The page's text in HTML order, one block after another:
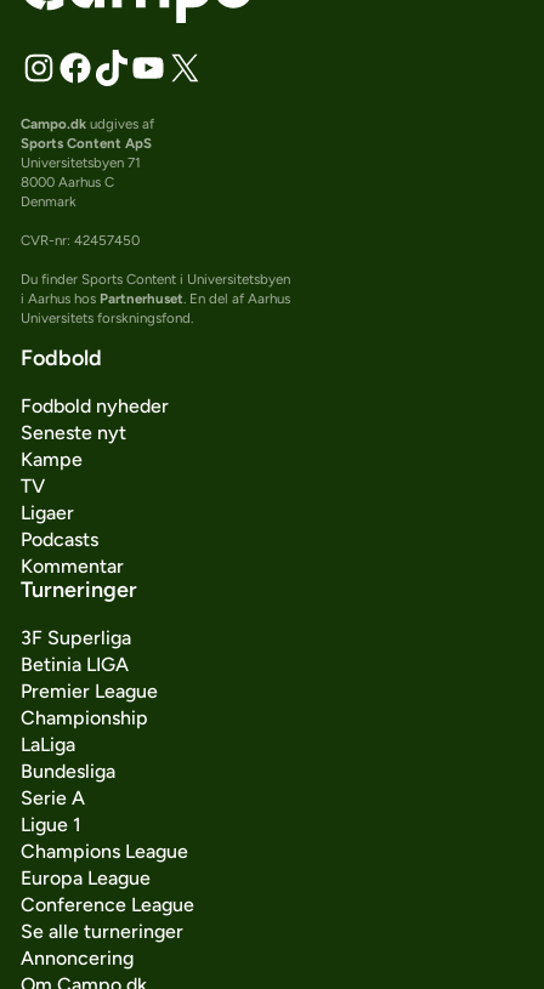
Campo.dkudgives af
Sports Content ApS
Universitetsbyen 71
8000 Aarhus C
Denmark
CVR-nr: 42457450
Du finder Sports Content i Universitetsbyen
i Aarhus hos Partnerhuset. En del af Aarhus
Universitets forskningsfond.
Fodbold
Fodbold nyheder
Seneste nyt
Kampe
TV
Ligaer
Podcasts
Kommentar
Turneringer
3F Superliga
Betinia LIGA
Premier League
Championship
LaLiga
Bundesliga
Serie A
Ligue 1
Champions League
Europa League
Conference League
Se alle turneringer
Annoncering